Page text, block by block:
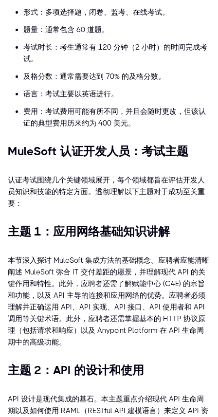
形式：多项选择题，闭卷、监考、在线考试。
题量：通常包含 60 道题。
考试时长：考生通常有 120 分钟（2 小时）的时间完成考
试。
及格分数：通常需要达到 70% 的及格分数。
语言：考试主要以英语进行。
费用：考试费用可能有所不同，并且会随时更改，但该认
证的典型费用历来约为 400 美元。
MuleSoft 认证开发人员：考试主题
认证考试围绕几个关键领域展开，每个领域都旨在评估开发人
员知识和技能的特定方面。透彻理解以下主题对于成功至关重
要：
主题 1：应用网络基础知识讲解
本节深入探讨 MuleSoft 集成方法的基础概念。应聘者应能清晰
阐述 MuleSoft 弥合 IT 交付差距的愿景，并理解现代 API 的关
键作用和特性。此外，应聘者还需了解赋能中心 (C4E) 的宗旨
和功能，以及 API 主导的连接和应用网络的优势。应聘者必须
理解并正确运用 API、API 实现、API 接口、API 使用者和 API
调用等关键术语。此外，应聘者还需掌握基本的 HTTP 协议原
理（包括请求和响应）以及 Anypoint Platform 在 API 生命周
期中的高级功能。
主题 2：API 的设计和使用
API 设计是现代集成的基石。本主题重点介绍现代 API 生命周
期以及如何使用 RAML（RESTful API 建模语言）来定义 API 资